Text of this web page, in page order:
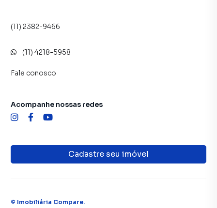
(11) 2382-9466
(11) 4218-5958
Fale conosco
Cadastre seu imóvel
Acompanhe nossas redes
© Imobiliária Compare.